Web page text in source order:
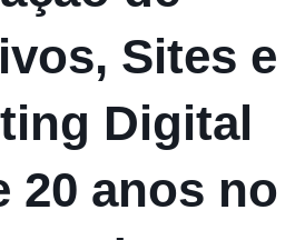
Sites e
Digital
20 anos no